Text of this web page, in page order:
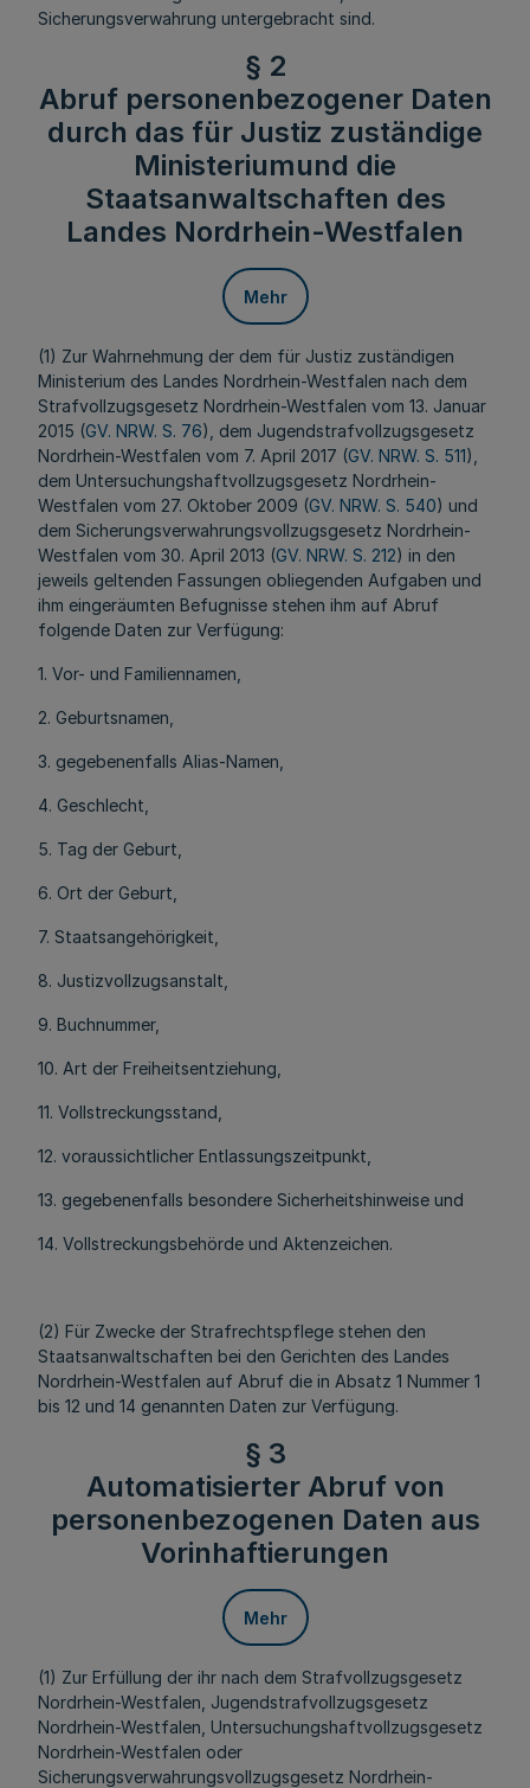
Sicherungsverwahrung untergebracht sind.
§ 2
Abruf personenbezogener Daten
durch das für Justiz zuständige
Ministeriumund die
Staatsanwaltschaften des
Landes Nordrhein-Westfalen
Mehr
(1) Zur Wahrnehmung der dem für Justiz zuständigen
Ministerium des Landes Nordrhein-Westfalen nach dem
Strafvollzugsgesetz Nordrhein-Westfalen vom 13. Januar
2015 (GV. NRW. S. 76), dem Jugendstrafvollzugsgesetz
Nordrhein-Westfalen vom 7. April 2017 (GV. NRW. S. 511),
dem Untersuchungshaftvollzugsgesetz Nordrhein-
Westfalen vom 27. Oktober 2009 (GV. NRW. S. 540) und
dem Sicherungsverwahrungsvollzugsgesetz Nordrhein-
Westfalen vom 30. April 2013 (GV. NRW. S. 212) in den
jeweils geltenden Fassungen obliegenden Aufgaben und
ihm eingeräumten Befugnisse stehen ihm auf Abruf
folgende Daten zur Verfügung:
1. Vor- und Familiennamen,
2. Geburtsnamen,
3. gegebenenfalls Alias-Namen,
4. Geschlecht,
5. Tag der Geburt,
6. Ort der Geburt,
7. Staatsangehörigkeit,
8. Justizvollzugsanstalt,
9. Buchnummer,
10. Art der Freiheitsentziehung,
11. Vollstreckungsstand,
12. voraussichtlicher Entlassungszeitpunkt,
13. gegebenenfalls besondere Sicherheitshinweise und
14. Vollstreckungsbehörde und Aktenzeichen.
(2) Für Zwecke der Strafrechtspflege stehen den
Staatsanwaltschaften bei den Gerichten des Landes
Nordrhein-Westfalen auf Abruf die in Absatz 1 Nummer 1
bis 12 und 14 genannten Daten zur Verfügung.
§ 3
Automatisierter Abruf von
personenbezogenen Daten aus
Vorinhaftierungen
Mehr
(1) Zur Erfüllung der ihr nach dem Strafvollzugsgesetz
Nordrhein-Westfalen, Jugendstrafvollzugsgesetz
Nordrhein-Westfalen, Untersuchungshaftvollzugsgesetz
Nordrhein-Westfalen oder
Sicherungsverwahrungsvollzugsgesetz Nordrhein-